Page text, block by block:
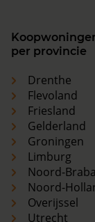
per provincie
Drenthe
Flevoland
Friesland
Gelderland
Groningen
Limburg
Noord-
Noord-
Overijssel
Utrecht